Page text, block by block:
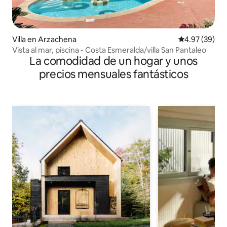
Villa en Arzachena Calificación
4.97 (39)
Vista al mar, piscina - Costa Esmeralda/villa San Pantaleo
La comodidad de un hogar y unos
precios mensuales fantásticos